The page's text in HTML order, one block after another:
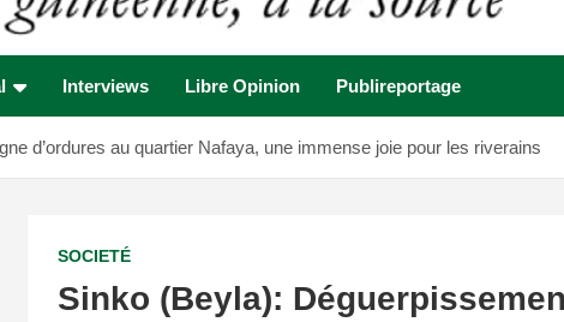
Interviews Libre Opinion Publireportage
d’ordures au quartier Nafaya, une immense joie pour les riverains
SOCIETÉ
Sinko (Beyla):